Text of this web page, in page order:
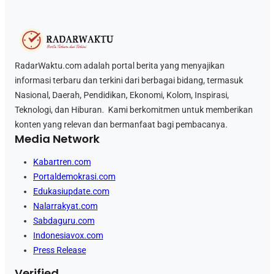
RadarWaktu.com adalah portal berita yang menyajikan
informasi terbaru dan terkini dari berbagai bidang, termasuk
Nasional, Daerah, Pendidikan, Ekonomi, Kolom, Inspirasi,
Teknologi, dan Hiburan. Kami berkomitmen untuk memberikan
konten yang relevan dan bermanfaat bagi pembacanya.
Media Network
Kabartren.com
Portaldemokrasi.com
Edukasiupdate.com
Nalarrakyat.com
Sabdaguru.com
Indonesiavox.com
Press Release